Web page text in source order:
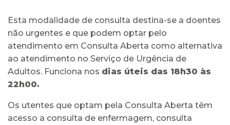
Esta modalidade de consulta destina-se a doentes
não urgentes e que podem optar pelo
atendimento em Consulta Aberta como alternativa
ao atendimento no Serviço de Urgência de
Adultos. Funciona nos dias úteis das 18h30 às
22h00.
Os utentes que optam pela Consulta Aberta têm
acesso a consulta de enfermagem, consulta